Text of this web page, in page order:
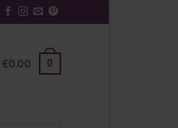
€0.00 0